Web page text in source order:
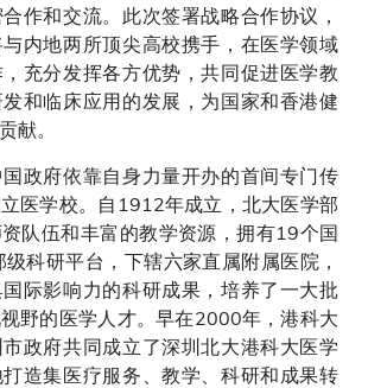
作和交流。此次签署战略合作协议，
内地两所顶尖高校携手，在医学领域
充分发挥各方优势，共同促进医学教
和临床应用的发展，为国家和香港健
献。
政府依靠自身力量开办的首间专门传
医学校。自1912年成立，北大医学部
队伍和丰富的教学资源，拥有19个国
科研平台，下辖六家直属附属医院，
际影响力的科研成果，培养了一大批
野的医学人才。早在2000年，港科大
政府共同成立了深圳北大港科大医学
造集医疗服务、教学、科研和成果转